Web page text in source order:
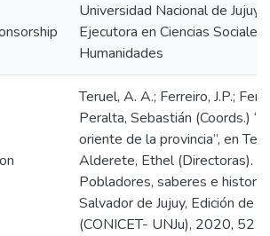
Universidad Nacional de Jujuy.
Ejecutora en Ciencias
Humanidades
Teruel, A. A.; Ferreiro, J.P.;
Peralta, Sebastián (Coords.)
oriente de la provincia”, en
Alderete, Ethel (Directoras).
Pobladores, saberes e
Salvador de Jujuy, Edición de
(CONICET- UNJu), 2020, 52